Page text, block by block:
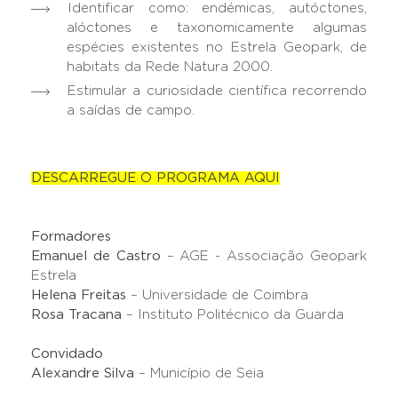
Identificar como: endémicas, autóctones,
alóctones e taxonomicamente algumas
espécies existentes no Estrela Geopark, de
habitats da Rede Natura 2000.
Estimular a curiosidade científica recorrendo
a saídas de campo.
DESCARREGUE O PROGRAMA AQUI
Formadores
Emanuel de Castro – AGE - Associação Geopark
Estrela
Helena Freitas – Universidade de Coimbra
Rosa Tracana – Instituto Politécnico da Guarda
Convidado
Alexandre Silva – Município de Seia